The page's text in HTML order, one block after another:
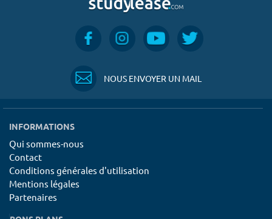
NOUS ENVOYER UN MAIL
INFORMATIONS
Qui sommes-nous
Contact
Conditions générales d'utilisation
Mentions légales
Partenaires